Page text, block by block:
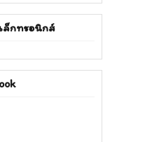
กทรอนิกส์